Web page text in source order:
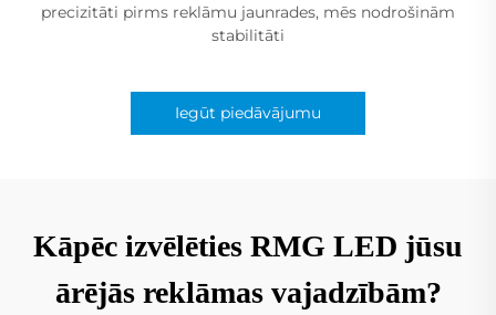
precizitāti pirms reklāmu jaunrades, mēs nodrošinām
stabilitāti
Iegūt piedāvājumu
Kāpēc izvēlēties RMG LED jūsu
ārējās reklāmas vajadzībām?